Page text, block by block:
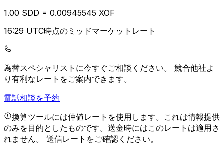
1.00 SDD = 0.00945545 XOF
16:29 UTC時点のミッドマーケットレート
為替スペシャリストに今すぐご相談ください。 競合他社よ
り有利なレートをご案内できます。
電話相談を予約
換算ツールには仲値レートを使用します。これは情報提供
のみを目的としたものです。送金時にはこのレートは適用さ
れません。 送信レートをご確認ください。